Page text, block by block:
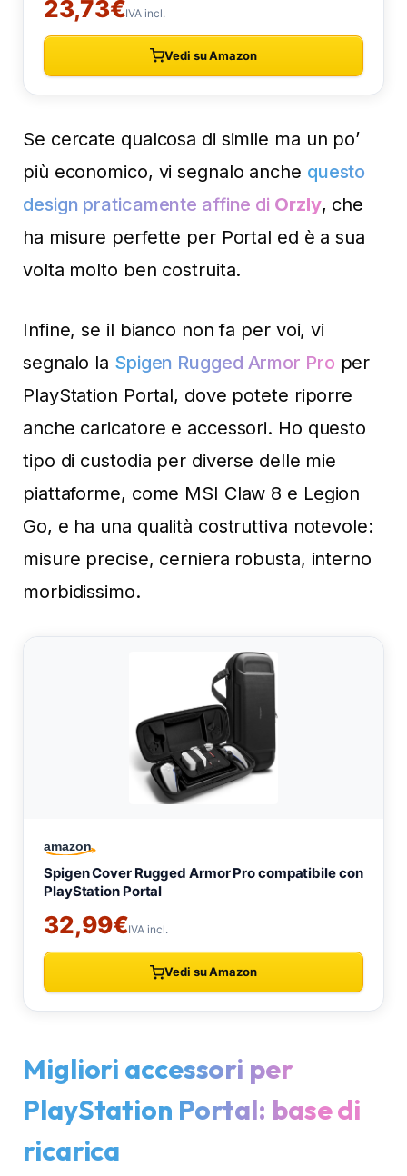
Se cercate qualcosa di simile ma un po’
più economico, vi segnalo anche questo
design praticamente affine di Orzly, che
ha misure perfette per Portal ed è a sua
volta molto ben costruita.
Infine, se il bianco non fa per voi, vi
segnalo la Spigen Rugged Armor Pro per
PlayStation Portal, dove potete riporre
anche caricatore e accessori. Ho questo
tipo di custodia per diverse delle mie
piattaforme, come MSI Claw 8 e Legion
Go, e ha una qualità costruttiva notevole:
misure precise, cerniera robusta, interno
morbidissimo.
Migliori accessori per
PlayStation Portal: base di
ricarica